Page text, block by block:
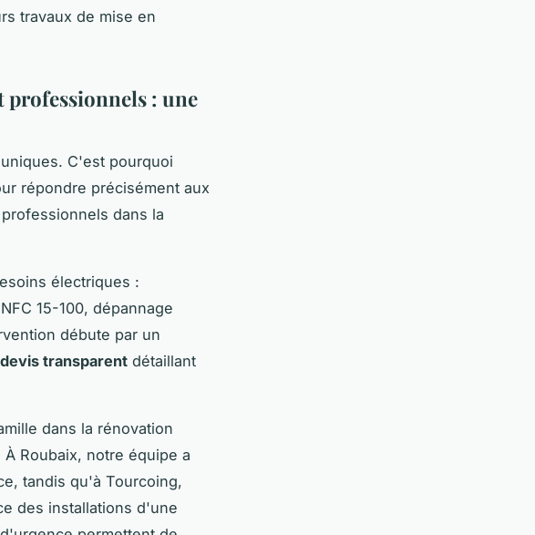
travaux de mise en
: une
C'est pourquoi
répondre précisément aux
dans la
électriques :
15-100, dépannage
débute par un
devis transparent détaillant
dans la rénovation
Roubaix, notre équipe a
tandis qu'à Tourcoing,
des installations d'une